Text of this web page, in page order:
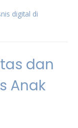
digital di
dan
Anak